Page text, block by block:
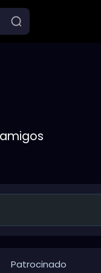
Patrocinado